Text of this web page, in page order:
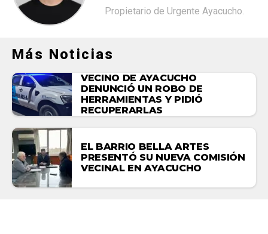
Propietario de Urgente Ayacucho.
Más Noticias
VECINO DE AYACUCHO
DENUNCIÓ UN ROBO DE
HERRAMIENTAS Y PIDIÓ
RECUPERARLAS
EL BARRIO BELLA ARTES
PRESENTÓ SU NUEVA COMISIÓN
VECINAL EN AYACUCHO